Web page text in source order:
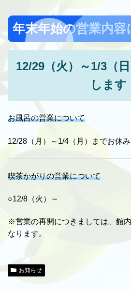
年末年始の営業内容
12/29（火）～1/3（
します
お風呂の営業について
12/28（月）～1/4（月）までお休
喫茶かがりの営業について
○12/8（火）～
※営業の再開につきましては、館
なります。
お知らせ